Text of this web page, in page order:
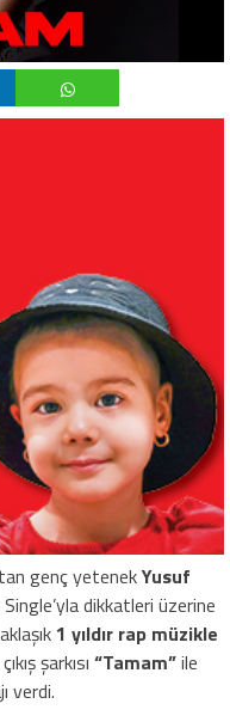
genç yetenekYusuf
dikkatleri üzerine
1 yıldır rap müzikle
şarkısı “Tamam”ile
verdi.